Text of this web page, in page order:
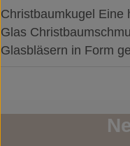
Christbaumkugel Eine
Glas
Glasbläsern in Form